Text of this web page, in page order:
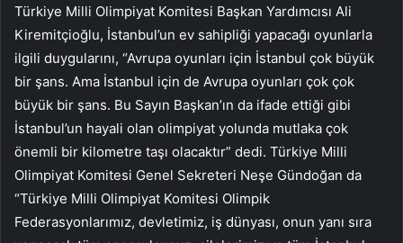
Türkiye Milli Olimpiyat Komitesi Başkan Yardımcısı Ali
Kiremitçioğlu, İstanbul’un ev sahipliği yapacağı oyunlarla
ilgili duygularını, “Avrupa oyunları için İstanbul çok büyük
bir şans. Ama İstanbul için de Avrupa oyunları çok çok
büyük bir şans. Bu Sayın Başkan’ın da ifade ettiği gibi
İstanbul’un hayali olan olimpiyat yolunda mutlaka çok
önemli bir kilometre taşı olacaktır” dedi. Türkiye Milli
Olimpiyat Komitesi Genel Sekreteri Neşe Gündoğan da
“Türkiye Milli Olimpiyat Komitesi Olimpik
Federasyonlarımız, devletimiz, iş dünyası, onun yanı sıra